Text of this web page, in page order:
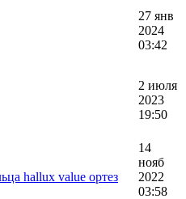
27 янв
2024
03:42
2 июля
2023
19:50
hallux value ортез
14
нояб
2022
03:58